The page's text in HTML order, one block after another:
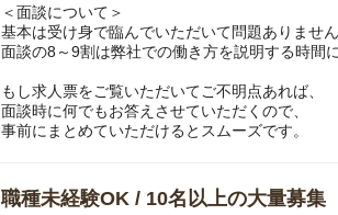
＜面談について＞
基本は受け身で臨んでいただいて問題ありません
面談の8～9割は弊社での働き方を説明する時間
もし求人票をご覧いただいてご不明点あれば、
面談時に何でもお答えさせていただくので、
事前にまとめていただけるとスムーズです。
職種未経験OK / 10名以上の大量募集